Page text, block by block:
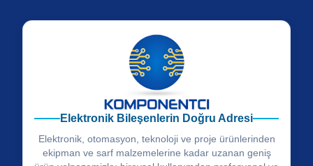
Elektronik Bileşenlerin Doğru Adresi
Elektronik, otomasyon, teknoloji ve proje ürünlerinden
ekipman ve sarf malzemelerine kadar uzanan geniş